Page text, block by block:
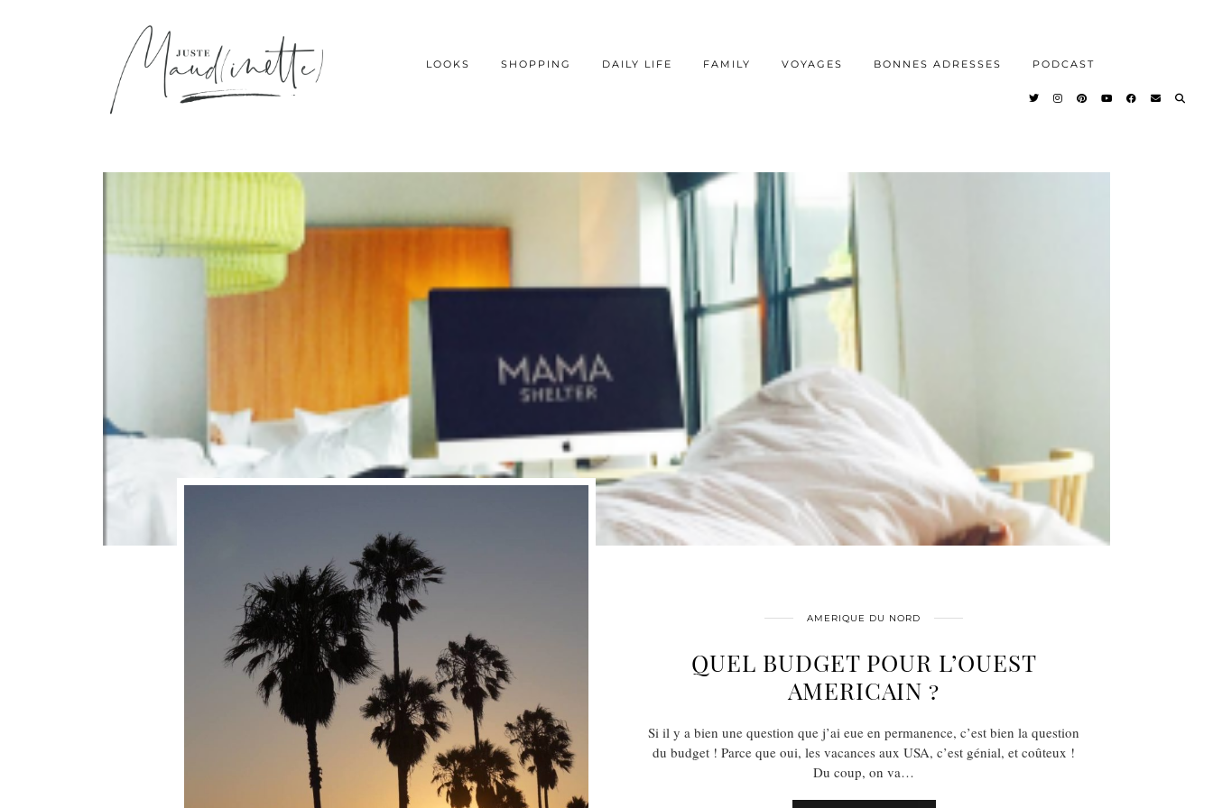
LOOKS SHOPPING DAILY LIFE FAMILY VOYAGES BONNES ADRESSES PODCAST
AMERIQUE DU NORD
QUEL BUDGET POUR L’OUEST
AMERICAIN ?
Si il y a bien une question que j’ai eue en permanence, c’est bien la question
du budget ! Parce que oui, les vacances aux USA, c’est génial, et coûteux !
Du coup, on va…